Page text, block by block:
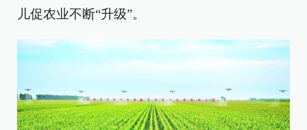
儿促农业不断“升级”。